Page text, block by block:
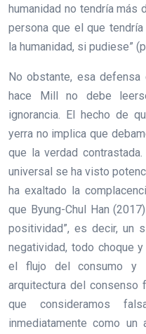
humanidad no tendría más
persona que el que
la humanidad, si pudiese”
No obstante, esa
hace Mill no debe
ignorancia. El hecho de
yerra no implica que
que la verdad
universal se ha visto
ha exaltado la
que Byung-Chul Han
positividad”, es decir, un
negatividad, todo choque
el flujo del consumo y
arquitectura del consenso
que consideramos
inmediatamente como un